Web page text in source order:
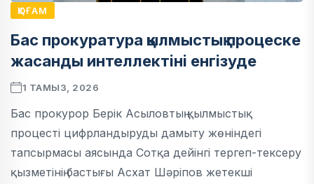
ҚОҒАМ
Бас прокуратура қылмыстық процеске
жасанды интеллектіні енгізуде
1 ТАМЫЗ, 2026
Бас прокурор Берік Асыловтың қылмыстық
процесті цифрландыруды дамыту жөніндегі
тапсырмасы аясында Сотқа дейінгі тергеп-тексеру
қызметінің бастығы Асхат Шәріпов жетекші